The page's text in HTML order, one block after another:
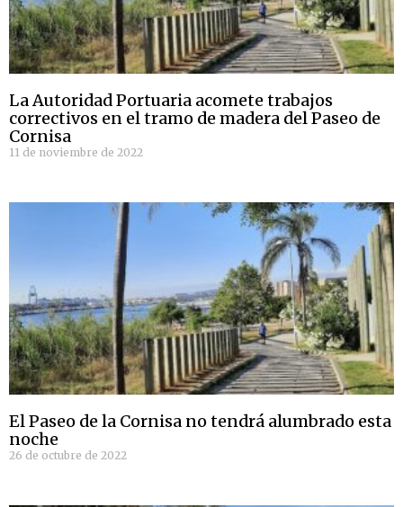
La Autoridad Portuaria acomete trabajos
correctivos en el tramo de madera del Paseo de
Cornisa
11 de noviembre de 2022
El Paseo de la Cornisa no tendrá alumbrado esta
noche
26 de octubre de 2022